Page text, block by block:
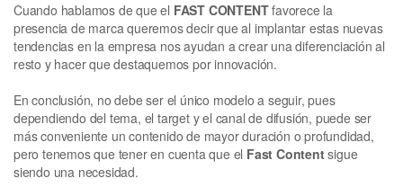
Cuando hablamos de que el FAST CONTENTfavorece la
presencia de marca queremos decir que al implantar estas nuevas
tendencias en la empresa nos ayudan a crear una diferenciación al
resto y hacer que destaquemos por innovación.
En conclusión, no debe ser el único modelo a seguir, pues
dependiendo del tema, el target y el canal de difusión, puede ser
más conveniente un contenido de mayor duración o profundidad,
pero tenemos que tener en cuenta que el Fast Contentsigue
siendo una necesidad.